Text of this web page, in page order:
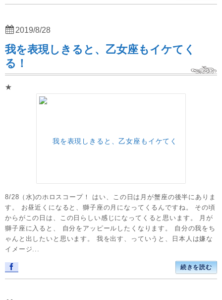
我を表現しきると、乙女座もイケてく
る！
★
8/28（水)のホロスコープ！ はい、この日は月が蟹座の後半にありま
す。 お昼近くになると、獅子座の月になってくるんですね。 その頃
からがこの日は、この日らしい感じになってくると思います。 月が
獅子座に入ると、 自分をアッピールしたくなります。 自分の我をち
ゃんと出したいと思います。 我を出す、っていうと、日本人は嫌な
イメージ...
続きを読む
2019/8/28